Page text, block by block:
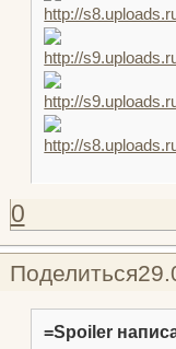
0
Поделиться
=Spoiler